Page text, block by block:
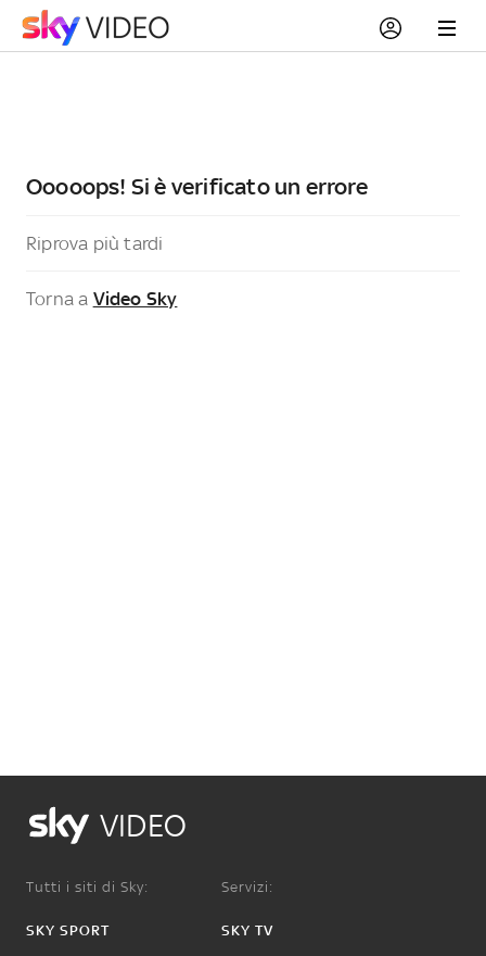
Ooooops! Si è verificato un errore
Riprova più tardi
Torna a Video Sky
VIDEO
Tutti i siti di Sky:
SKY SPORT
Servizi:
SKY TV